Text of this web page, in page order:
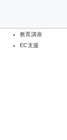
教育講座
EC支援